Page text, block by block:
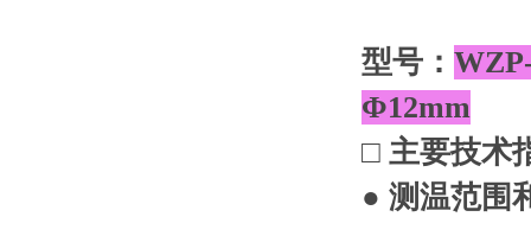
型号：
Φ12mm
□ 主要技术
● 测温范围